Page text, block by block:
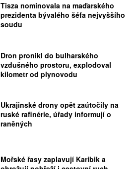
Tisza nominovala na maďarského
prezidenta bývalého šéfa nejvyššího
soudu
Dron pronikl do bulharského
vzdušného prostoru, explodoval
kilometr od plynovodu
Ukrajinské drony opět zaútočily na
ruské rafinérie, úřady informují o
raněných
Mořské řasy zaplavují Karibik a